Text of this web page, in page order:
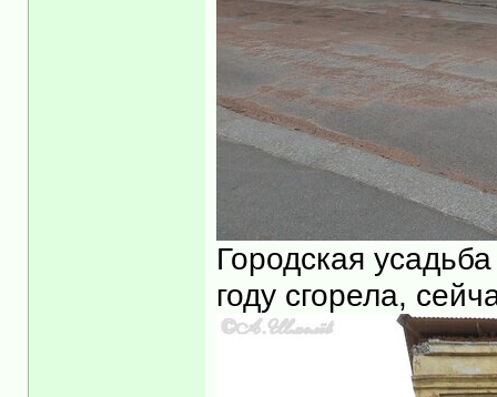
Городская
году сгорела,